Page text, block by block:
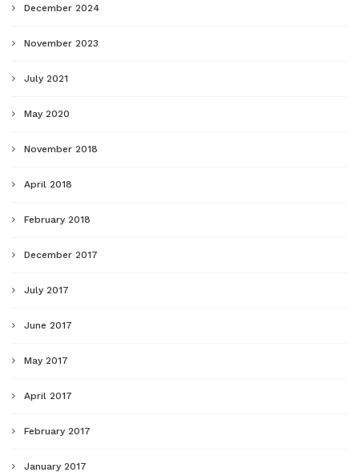
December 2024
November 2023
July 2021
May 2020
November 2018
April 2018
February 2018
December 2017
July 2017
June 2017
May 2017
April 2017
February 2017
January 2017